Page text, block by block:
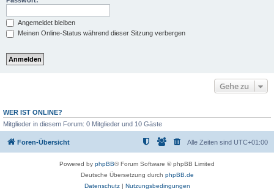
Angemeldet bleiben
Meinen Online-Status während dieser Sitzung verbergen
Gehe zu
WER IST ONLINE?
Mitglieder in diesem Forum: 0 Mitglieder und 10 Gäste
Foren-Übersicht Alle Zeiten sind UTC+01:00
Powered by phpBB® Forum Software © phpBB Limited
Deutsche Übersetzung durch phpBB.de
Datenschutz| Nutzungsbedingungen